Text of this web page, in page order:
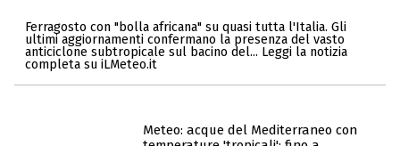
Ferragosto con "bolla africana" su quasi tutta l'Italia. Gli
ultimi aggiornamenti confermano la presenza del vasto
anticiclone subtropicale sul bacino del... Leggi la notizia
completa su iLMeteo.it
Meteo: acque del Mediterraneo con